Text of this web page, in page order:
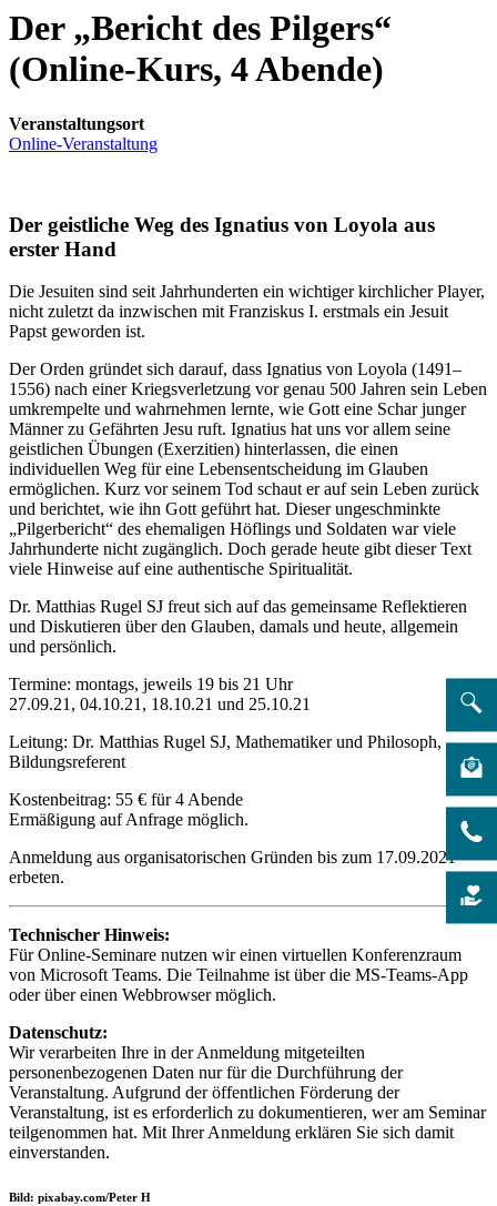
Der „Bericht des Pilgers“
(Online-Kurs, 4 Abende)
Veranstaltungsort
Online-Veranstaltung
Der geistliche Weg des Ignatius von Loyola aus
erster Hand
Die Jesuiten sind seit Jahrhunderten ein wichtiger kirchlicher Player,
nicht zuletzt da inzwischen mit Franziskus I. erstmals ein Jesuit
Papst geworden ist.
Der Orden gründet sich darauf, dass Ignatius von Loyola (1491–
1556) nach einer Kriegsverletzung vor genau 500 Jahren sein Leben
umkrempelte und wahrnehmen lernte, wie Gott eine Schar junger
Männer zu Gefährten Jesu ruft. Ignatius hat uns vor allem seine
geistlichen Übungen (Exerzitien) hinterlassen, die einen
individuellen Weg für eine Lebensentscheidung im Glauben
ermöglichen. Kurz vor seinem Tod schaut er auf sein Leben zurück
und berichtet, wie ihn Gott geführt hat. Dieser ungeschminkte
„Pilgerbericht“ des ehemaligen Höflings und Soldaten war viele
Jahrhunderte nicht zugänglich. Doch gerade heute gibt dieser Text
viele Hinweise auf eine authentische Spiritualität.
Dr. Matthias Rugel SJ freut sich auf das gemeinsame Reflektieren
und Diskutieren über den Glauben, damals und heute, allgemein
und persönlich.
Termine: montags, jeweils 19 bis 21 Uhr
27.09.21, 04.10.21, 18.10.21 und 25.10.21
Leitung: Dr. Matthias Rugel SJ, Mathematiker und Philosoph,
Bildungsreferent
Kostenbeitrag: 55 € für 4 Abende
Ermäßigung auf Anfrage möglich.
Anmeldung aus organisatorischen Gründen bis zum 17.09.2021
erbeten.
Technischer Hinweis:
Für Online-Seminare nutzen wir einen virtuellen Konferenzraum
von Microsoft Teams. Die Teilnahme ist über die MS-Teams-App
oder über einen Webbrowser möglich.
Datenschutz:
Wir verarbeiten Ihre in der Anmeldung mitgeteilten
personenbezogenen Daten nur für die Durchführung der
Veranstaltung. Aufgrund der öffentlichen Förderung der
Veranstaltung, ist es erforderlich zu dokumentieren, wer am Seminar
teilgenommen hat. Mit Ihrer Anmeldung erklären Sie sich damit
einverstanden.
Bild: pixabay.com/Peter H